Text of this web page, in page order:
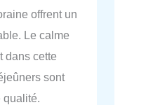
offrent un
Le calme
dans cette
sont
qualité.